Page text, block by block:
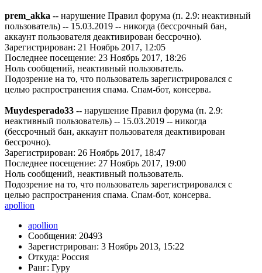
prem_akka -- нарушение Правил форума (п. 2.9: неактивный
пользователь) -- 15.03.2019 -- никогда (бессрочный бан,
аккаунт пользователя деактивирован бессрочно).
Зарегистрирован: 21 Ноябрь 2017, 12:05
Последнее посещение: 23 Ноябрь 2017, 18:26
Ноль сообщений, неактивный пользователь.
Подозрение на то, что пользователь зарегистрировался с
целью распространения спама. Спам-бот, консерва.
Muydesperado33 -- нарушение Правил форума (п. 2.9:
неактивный пользователь) -- 15.03.2019 -- никогда
(бессрочный бан, аккаунт пользователя деактивирован
бессрочно).
Зарегистрирован: 26 Ноябрь 2017, 18:47
Последнее посещение: 27 Ноябрь 2017, 19:00
Ноль сообщений, неактивный пользователь.
Подозрение на то, что пользователь зарегистрировался с
целью распространения спама. Спам-бот, консерва.
apollion
apollion
Сообщения: 20493
Зарегистрирован: 3 Ноябрь 2013, 15:22
Откуда: Россия
Ранг: Гуру